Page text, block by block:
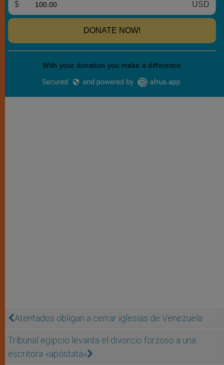
Atentados obligan a cerrar iglesias de Venezuela
Tribunal egipcio levanta el divorcio forzoso a una
escritora «apóstata»